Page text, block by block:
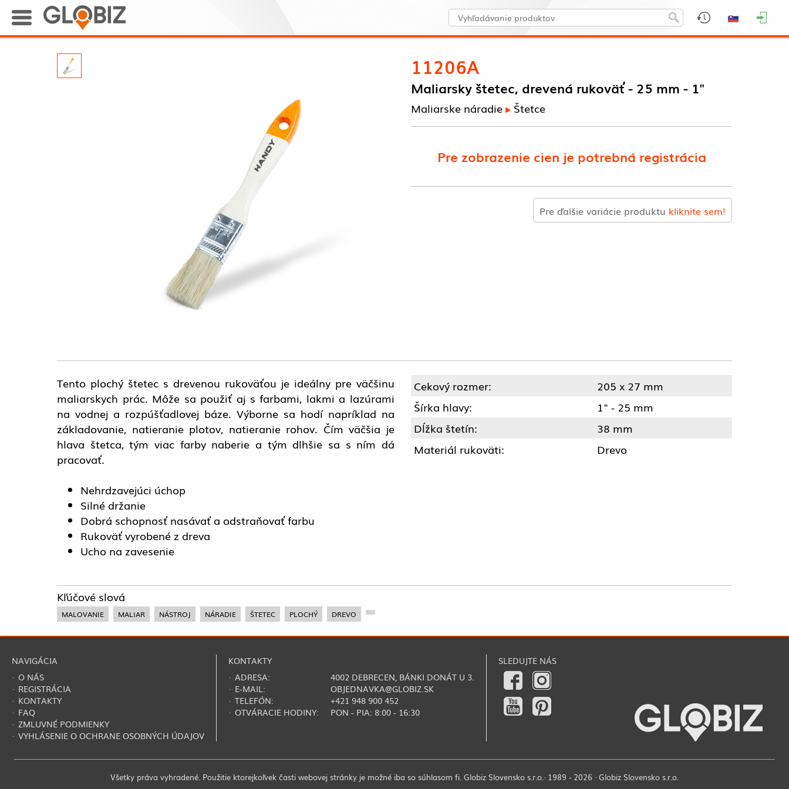
11206A
Maliarsky štetec, drevená rukoväť - 25 mm - 1"
Maliarske náradie Štetce
Pre zobrazenie cien je potrebná registrácia
Pre ďalšie variácie produktu kliknite sem!
Tento plochý štetec s drevenou rukoväťou je ideálny pre väčšinu
maliarskych prác. Môže sa použiť aj s farbami, lakmi a lazúrami
na vodnej a rozpúšťadlovej báze. Výborne sa hodí napríklad na
základovanie, natieranie plotov, natieranie rohov. Čím väčšia je
hlava štetca, tým viac farby naberie a tým dlhšie sa s ním dá
pracovať.
Nehrdzavejúci úchop
Silné držanie
Dobrá schopnosť nasávať a odstraňovať farbu
Rukoväť vyrobené z dreva
Ucho na zavesenie
Cekový rozmer:
205 x 27 mm
Šírka hlavy:
1" - 25 mm
Dĺžka štetín:
38 mm
Materiál rukoväti:
Drevo
Kľúčové slová
MALOVANIE MALIAR NÁSTROJ NÁRADIE ŠTETEC PLOCHÝ DREVO
NAVIGÁCIA
· O NÁS
· REGISTRÁCIA
· KONTAKTY
· FAQ
· ZMLUVNÉ PODMIENKY
· VYHLÁSENIE O OCHRANE OSOBNÝCH ÚDAJOV
KONTAKTY
· ADRESA:
4002 DEBRECEN, BÁNKI DONÁT U 3.
· E-MAIL:
OBJEDNAVKA@GLOBIZ.SK
· TELEFÓN:
+421 948 900 452
· OTVÁRACIE HODINY:
PON - PIA: 8:00 - 16:30
SLEDUJTE NÁS
Všetky práva vyhradené. Použitie ktorejkoľvek časti webovej stránky je možné iba so súhlasom fi. Globiz Slovensko s.r.o.· 1989 - 2026 · Globiz Slovensko s.r.o.